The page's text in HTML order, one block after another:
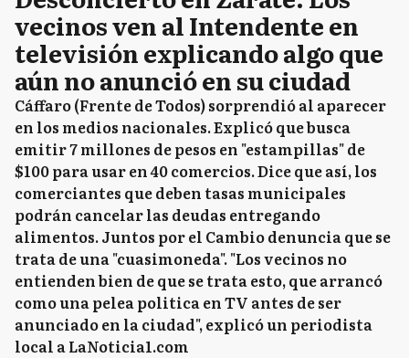
vecinos ven al Intendente en
televisión explicando algo que
aún no anunció en su ciudad
Cáffaro (Frente de Todos) sorprendió al aparecer
en los medios nacionales. Explicó que busca
emitir 7 millones de pesos en "estampillas" de
$100 para usar en 40 comercios. Dice que así, los
comerciantes que deben tasas municipales
podrán cancelar las deudas entregando
alimentos. Juntos por el Cambio denuncia que se
trata de una "cuasimoneda". "Los vecinos no
entienden bien de que se trata esto, que arrancó
como una pelea politica en TV antes de ser
anunciado en la ciudad", explicó un periodista
local a LaNoticia1.com